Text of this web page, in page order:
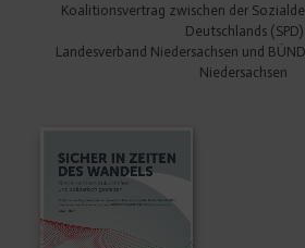
Koalitionsvertrag zwischen der
Deutschlands (SPD)
Landesverband Niedersachsen und
Niedersachsen